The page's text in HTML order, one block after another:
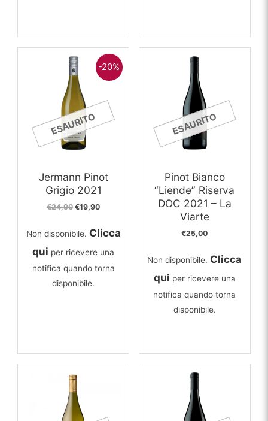
-20%
ESAURITO
Jermann Pinot
Grigio 2021
€24,90 Il
era:
€19,90Il
è:
Non disponibile. Clicca
qui per ricevere una
notifica quando torna
disponibile.
ESAURITO
Pinot Bianco
“Liende” Riserva
DOC 2021 – La
Viarte
€25,00
Non disponibile. Clicca
qui per ricevere una
notifica quando torna
disponibile.